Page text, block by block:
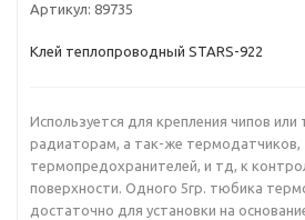
Артикул: 89735
Клей теплопроводный STARS-922
Используется для крепления чипов или
радиаторам, а так-же термодатчиков,
термопредохранителей, и тд, к
поверхности. Одного 5гр. тюбика
достаточно для установки на